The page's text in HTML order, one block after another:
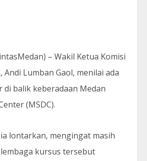
– Wakil Ketua Komisi
Andi Lumban Gaol, menilai ada
di balik keberadaan Medan
(MSDC).
lontarkan, mengingat masih
kursus tersebut